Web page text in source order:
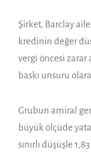
Şirket, Barclay
kredinin değer
vergi öncesi zarar
baskı unsuru
Grubun amiral
büyük ölçüde
sınırlı düşüşle